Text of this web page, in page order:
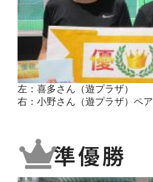
左：喜多さん（遊プラザ）
右：小野さん（遊プラザ）ペア
準優勝